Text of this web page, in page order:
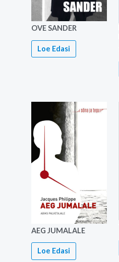
OVE SANDER
Loe Edasi
AEG JUMALALE
Loe Edasi